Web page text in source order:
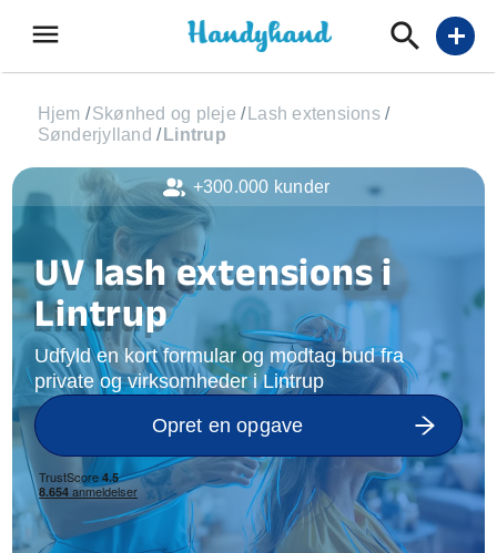
menu add
Hjem /Skønhed og pleje / Lash extensions /
Sønderjylland / Lintrup
UV lash extensions i
Lintrup
Udfyld en kort formular og modtag bud fra
private og virksomheder i Lintrup
Opret en opgave
+300.000 kunder